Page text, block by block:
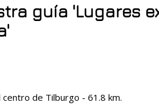
guía 'Lugares
centro de Tilburgo - 61.8 km.